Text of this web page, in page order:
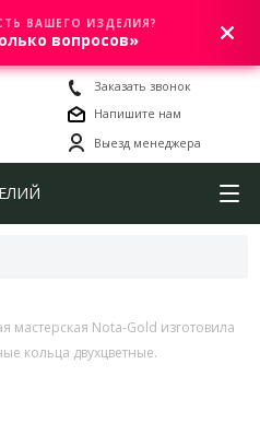
0
Заказать звонок
Напишите нам
Выезд менеджера
мастерская Nota-Gold изготовила
кольца двухцветные.
ВАШЕГО ИЗДЕЛИЯ?
вопросов»